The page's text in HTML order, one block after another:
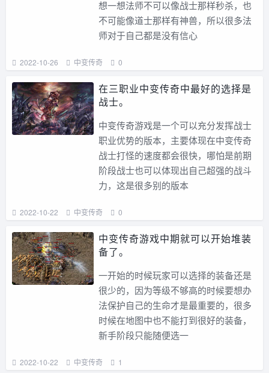
想一想法师不可以像战士那样秒杀，也
不可能像道士那样有神兽，所以很多法
师对于自己都是没有信心
2022-10-26 中变传奇 0
在三职业中变传奇中最好的选择是
战士。
中变传奇游戏是一个可以充分发挥战士
职业优势的版本，主要体现在中变传奇
战士打怪的速度都会很快，哪怕是前期
阶段战士也可以体现出自己超强的战斗
力，这是很多别的版本
2022-10-22 中变传奇 0
中变传奇游戏中期就可以开始堆装
备了。
一开始的时候玩家可以选择的装备还是
很少的，因为等级不够高的时候要想办
法保护自己的生命才是最重要的，很多
时候在地图中也不能打到很好的装备，
新手阶段只能随便选一
2022-10-22 中变传奇 1